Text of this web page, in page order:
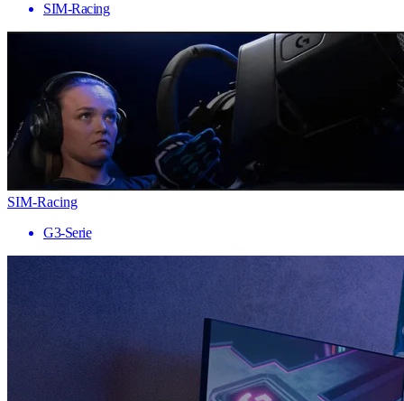
SIM-Racing
SIM-Racing
G3-Serie